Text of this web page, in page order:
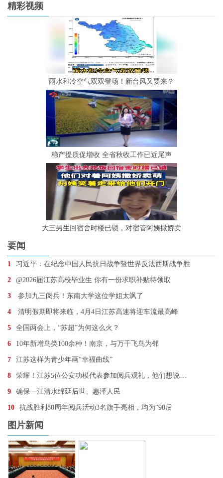
精彩视频
雨水和冷空气双双登场！新台风又要来？
稳产提质促增收 全省秋收工作已近尾声
大三男生回宿舍时楼已锁，对宿管阿姨撒娇卖
要闻
1 习近平：在纪念中国人民抗日战争暨世界反法西斯战争胜
2 @2026届江苏高校毕业生 你有一份求职补贴待领取
3 参加九三阅兵！东南大学这位学姐太飒了
4 清明假期即将来临，4月4日江苏高速将迎车流最高峰
5 全国两会上，“苏超”为何这么火？
6 10年新增鸟类100余种！南京，与万千飞鸟为邻
7 江苏这样为青少年画“幸福曲线”
8 荣耀！江苏5位公安功模代表参加阅兵观礼，他们想说…
9 确保一江清水绵延后世、惠泽人民
10 抗战胜利80周年阅兵活动3名旗手亮相，均为“90后
图片新闻